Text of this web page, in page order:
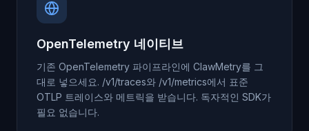
OpenTelemetry 네이티브
기존 OpenTelemetry 파이프라인에 ClawMetry를 그
대로 넣으세요. /v1/traces와 /v1/metrics에서 표준
OTLP 트레이스와 메트릭을 받습니다. 독자적인 SDK가
필요 없습니다.